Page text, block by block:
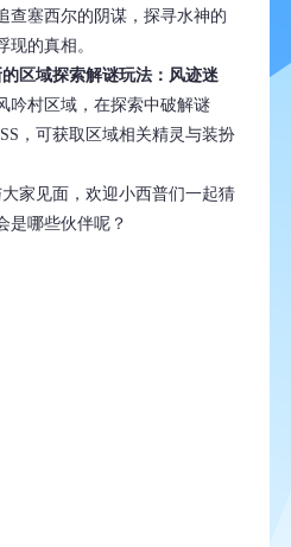
查塞西尔的阴谋，探寻水神的
的真相。
区域探索解谜玩法：风迹迷
吟村区域，在探索中破解谜
，可获取区域相关精灵与装扮
家见面，欢迎小西普们一起猜
是哪些伙伴呢？